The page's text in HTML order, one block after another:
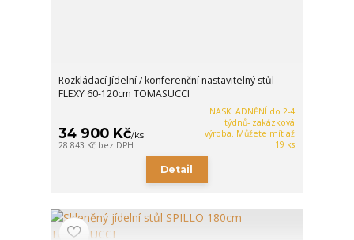
Rozkládací Jídelní / konferenční nastavitelný stůl
FLEXY 60-120cm TOMASUCCI
34 900 Kč/ks
28 843 Kč bez DPH
NASKLADNĚNÍ do 2-4
týdnů- zakázková
výroba. Můžete mít až
19 ks
Detail